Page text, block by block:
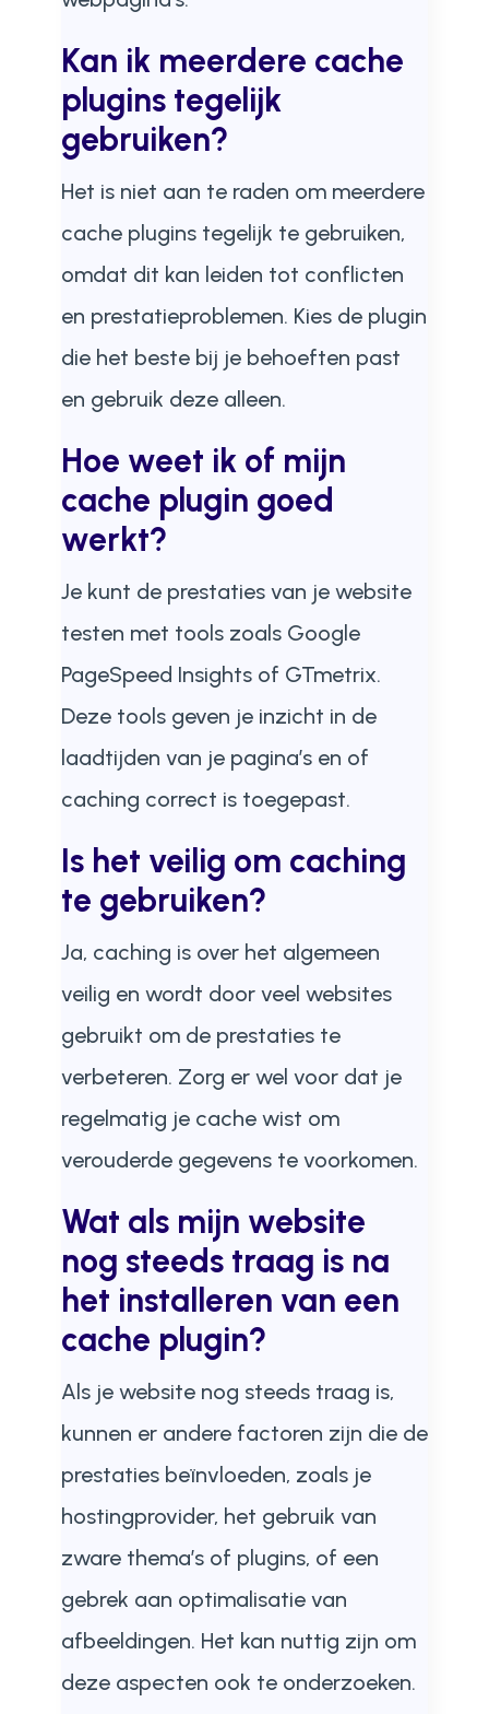
Kan ik meerdere cache
plugins tegelijk
gebruiken?
Het is niet aan te raden om meerdere
cache plugins tegelijk te gebruiken,
omdat dit kan leiden tot conflicten
en prestatieproblemen. Kies de plugin
die het beste bij je behoeften past
en gebruik deze alleen.
Hoe weet ik of mijn
cache plugin goed
werkt?
Je kunt de prestaties van je website
testen met tools zoals Google
PageSpeed Insights of GTmetrix.
Deze tools geven je inzicht in de
laadtijden van je pagina’s en of
caching correct is toegepast.
Is het veilig om caching
te gebruiken?
Ja, caching is over het algemeen
veilig en wordt door veel websites
gebruikt om de prestaties te
verbeteren. Zorg er wel voor dat je
regelmatig je cache wist om
verouderde gegevens te voorkomen.
Wat als mijn website
nog steeds traag is na
het installeren van een
cache plugin?
Als je website nog steeds traag is,
kunnen er andere factoren zijn die de
prestaties beïnvloeden, zoals je
hostingprovider, het gebruik van
zware thema’s of plugins, of een
gebrek aan optimalisatie van
afbeeldingen. Het kan nuttig zijn om
deze aspecten ook te onderzoeken.